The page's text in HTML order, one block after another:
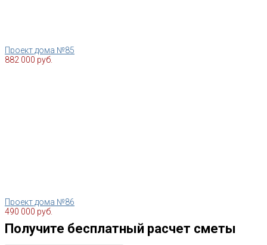
Проект дома №85
882 000 руб.
Проект дома №86
490 000 руб.
Получите бесплатный расчет сметы